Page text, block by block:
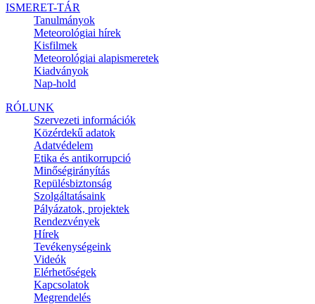
ISMERET-TÁR
Tanulmányok
Meteorológiai hírek
Kisfilmek
Meteorológiai alapismeretek
Kiadványok
Nap-hold
RÓLUNK
Szervezeti információk
Közérdekű adatok
Adatvédelem
Etika és antikorrupció
Minőségirányítás
Repülésbiztonság
Szolgáltatásaink
Pályázatok, projektek
Rendezvények
Hírek
Tevékenységeink
Videók
Elérhetőségek
Kapcsolatok
Megrendelés